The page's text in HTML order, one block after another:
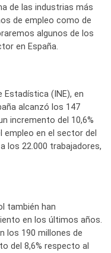
de las industrias más
de empleo como de
algunos de los
en España.
(INE), en
alcanzó los 147
incremento del 10,6%
en el sector del
los 22.000 trabajadores,
también han
en los últimos años.
los 190 millones de
del 8,6% respecto al